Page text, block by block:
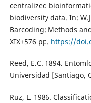
centralized
biodiversity data. In:
Barcoding: Methods
XIX+576 pp. https://
Reed, E.C. 1894.
Universidad [Santiago,
Ruz, L. 1986.